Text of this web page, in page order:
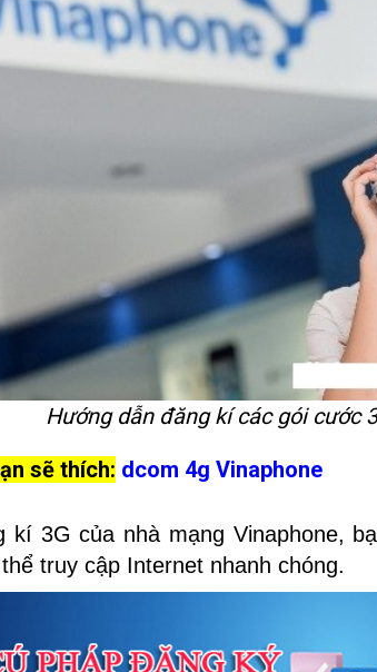
Hướng dẫn đăng kí các gói cước
sẽ thích: dcom 4g Vinaphone
kí 3G của nhà mạng Vinaphone,
truy cập Internet nhanh chóng.